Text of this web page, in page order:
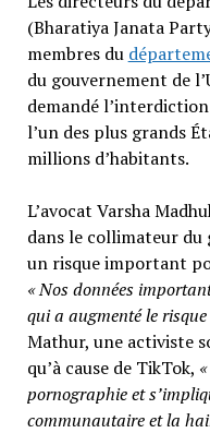
(Bharatiya Janata
membres du
du gouvernement de
demandé
l’un des plus grands
millions d’habitants.
L’avocat Varsha
dans le collimateur
un risque important
« Nos données
qui a augmenté le
Mathur, une activiste
qu’à cause de TikTok,
pornographie et
communautaire et la